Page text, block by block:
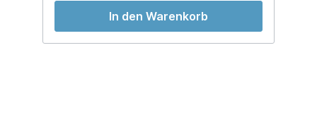
In den Warenkorb